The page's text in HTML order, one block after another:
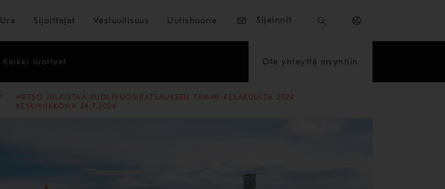
Siirry pääsisältöön
Ura Sijoittajat Vastuullisuus Uutishuone Sijainnit
Kaikki tuotteet Ota yhteyttä myyntiin
2024
METSO JULKISTAA PUOLIVUOSIKATSAUKSEN TAMMI-KESÄKUULTA 2024
KESKIVIIKKONA 24.7.2024